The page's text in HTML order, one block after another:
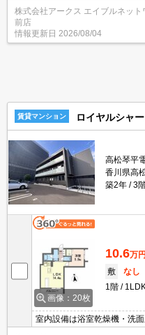
には浴室乾燥機があるため
ュリティ面は、オートロッ
ので安全面でも優れており
ます。
株式会社アークス エイブルネット
前店
情報更新日 2026/08/04
賃貸マンション ロイヤルシャ
高松琴平
香川県高
築2年
3
画像：20枚
10.6万円
敷
なし
1階
1LDK
室内設備は浴室乾燥機・洗